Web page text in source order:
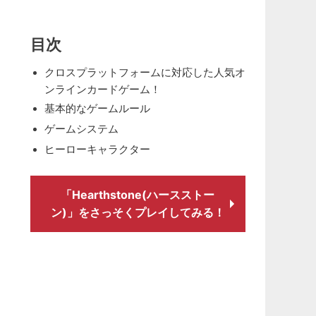
目次
クロスプラットフォームに対応した人気オ
ンラインカードゲーム！
基本的なゲームルール
ゲームシステム
ヒーローキャラクター
「Hearthstone(ハースストー
ン)」をさっそくプレイしてみる！